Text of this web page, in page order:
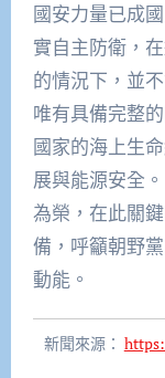
國安力量已成
實自主防衛，
的情況下，並
唯有具備完整
國家的海上生
展與能源安全
為榮，在此關
備，呼籲朝野
動能。
新聞來源：